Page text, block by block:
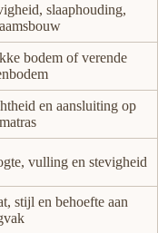
slaaphouding,
bodem of verende
en aansluiting op
vulling en stevigheid
stijl en behoefte aan